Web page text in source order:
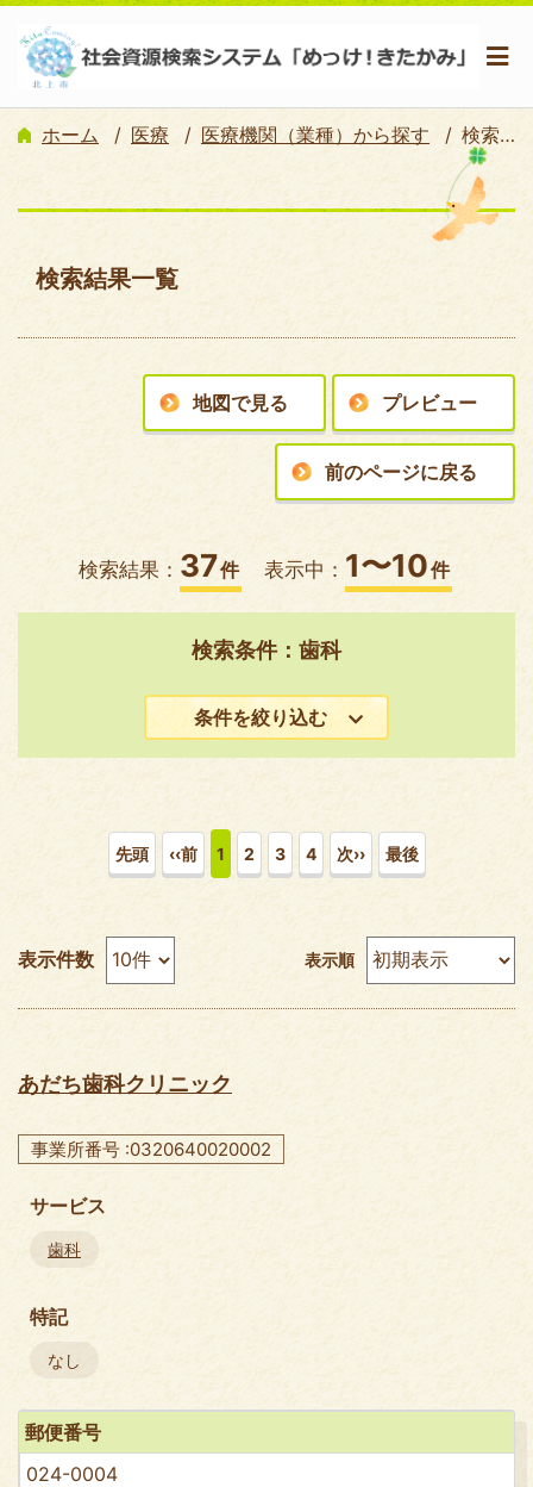
ホーム 医療 医療機関（業種）から探す 検索結果一覧
検索結果一覧
地図で見る プレビュー
前のページに戻る
検索結果： 37件 表示中： 1〜10件
検索条件：歯科
条件を絞り込む
表示件数
先頭 ‹‹前 1 2 3 4 次›› 最後
表示順
あだち歯科クリニック
事業所番号 :0320640020002
サービス
歯科
特記
なし
郵便番号
024-0004